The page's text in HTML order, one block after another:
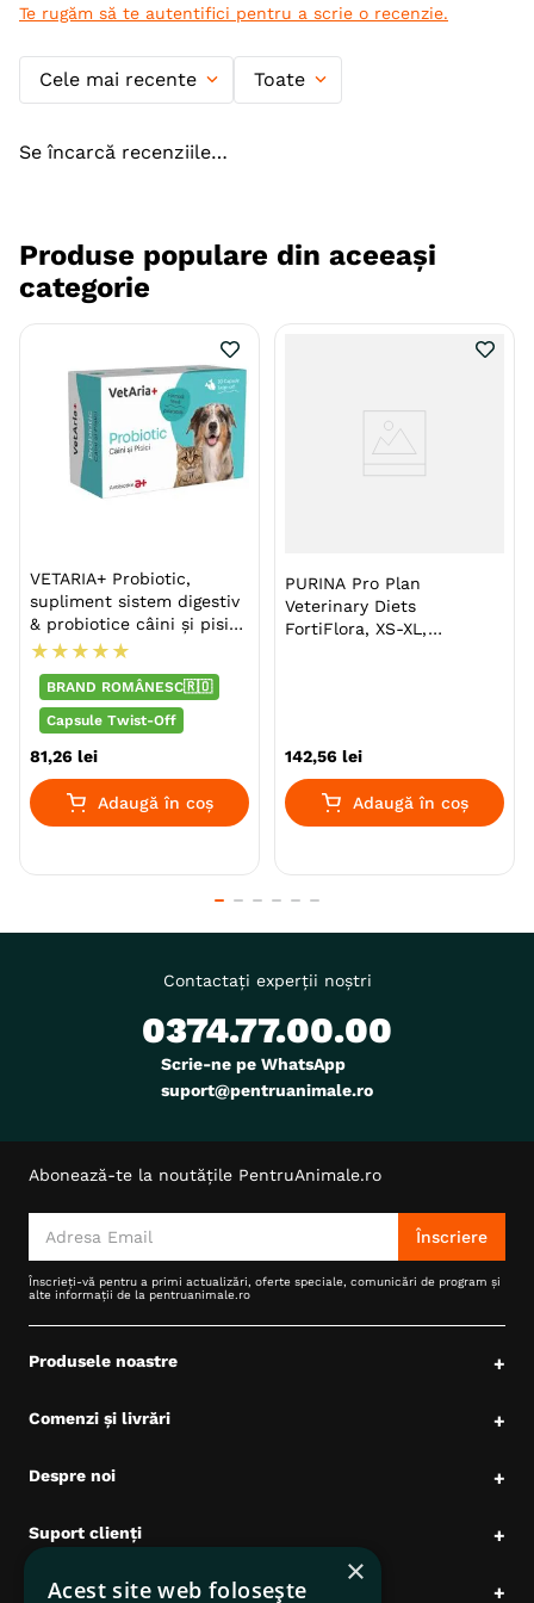
Varsta Junior
Adult
Adult (Gestatie & Lactatie)
Indicatii Speciale Sistem Digestiv & Probiotice
Te rugăm să te autentifici pentru a scrie o recenzie.
Cele mai recente Toate
Se încarcă recenziile…
Produse populare din aceeași
categorie
VETARIA+ Probiotic,
supliment sistem digestiv
& probiotice câini și pisici,
Pui, capsule
★ ★ ★ ★ ★
BRAND ROMÂNESC🇷🇴
Capsule Twist-Off
81,26 lei
Adaugă în coș
PURINA Pro Plan
Veterinary Diets
FortiFlora, XS-XL,
142,56 lei
Adaugă în coș
Contactați experții noștri
0374.77.00.00
Scrie-ne pe WhatsApp
suport@pentruanimale.ro
Abonează-te la noutățile PentruAnimale.ro
Înscriere
Înscrieți-vă pentru a primi actualizări, oferte speciale, comunicări de program și
alte informații de la pentruanimale.ro
Produsele noastre +
Comenzi și livrări +
Despre noi +
Suport clienți +
Date comerciale +
×
Acest site web folosește